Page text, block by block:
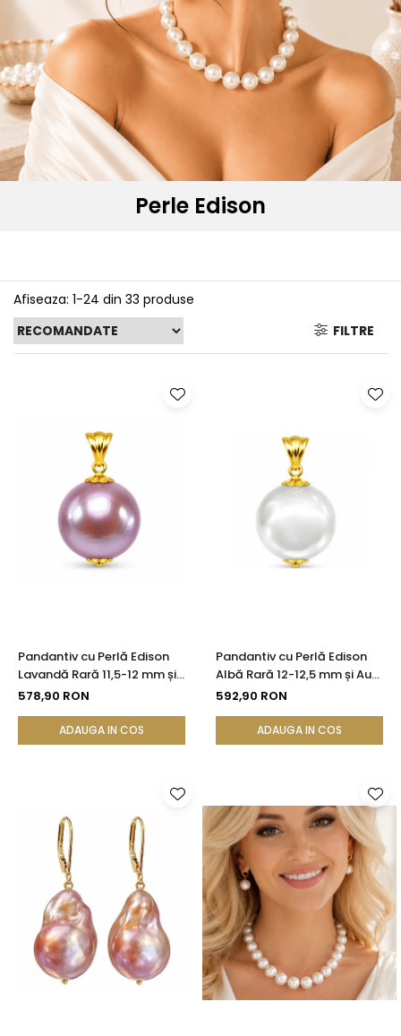
Seturi Perle cu Argint
Brățări cu Perle
Pandantive cu Perle
Brose cu Perle
Perle Edison
Afiseaza: 1-24 din 33 produse
FILTRE
Pandantiv cu Perlă Edison
Lavandă Rară 11,5-12 mm și
Aur 14K (aur 585) |
578,90 RON
ADAUGA IN COS
Pandantiv cu Perlă Edison
Albă Rară 12-12,5 mm și Aur
Galben 14K (aur 585) |
592,90 RON
ADAUGA IN COS